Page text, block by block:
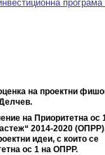
програма
на проектни
на Приоритетна ос
2014-2020
идеи, с които се
ос 1 на ОПРР.